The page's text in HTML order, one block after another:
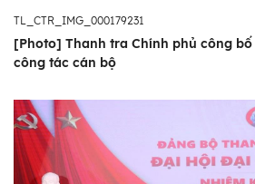
TL_CTR_IMG_000179231
[Photo] Thanh tra Chính phủ công
công tác cán bộ